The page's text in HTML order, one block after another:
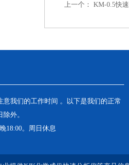
上一个： KM-0.5快
我们的工作时间 。以下是我们的正常
外。
18:00。周日休息